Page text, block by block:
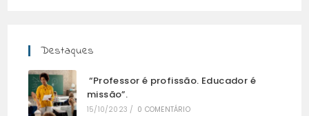
Destaques
“Professor é profissão. Educador é
missão”.
15/10/2023 / 0 COMENTÁRIO